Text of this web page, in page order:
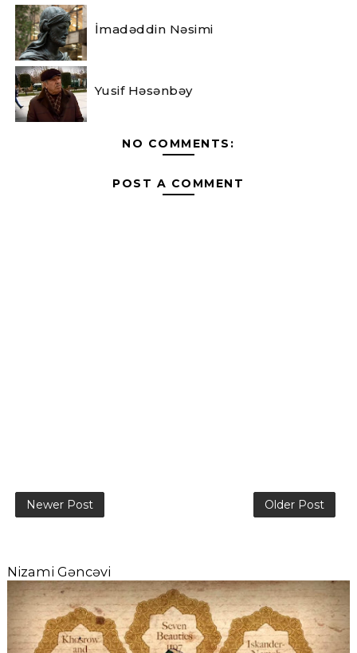
İmadəddin Nəsimi
Yusif Həsənbəy
NO COMMENTS:
POST A COMMENT
Newer Post Older Post
Nizami Gəncəvi